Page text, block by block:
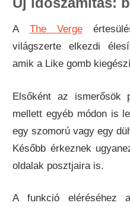
A The Verge
világszerte elkezdi
amik a Like gomb
Elsőként az ismerősök
mellett egyéb módon is
egy szomorú vagy egy
Később érkeznek
oldalak posztjaira is.
A funkció eléréséhez